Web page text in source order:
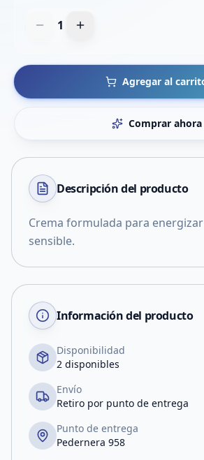
1
Agregar al
Comprar ahora
Descripción del producto
Crema formulada para
sensible.
Información del producto
Disponibilidad
2 disponibles
Envío
Retiro por punto de entrega
Punto de entrega
Pedernera 958